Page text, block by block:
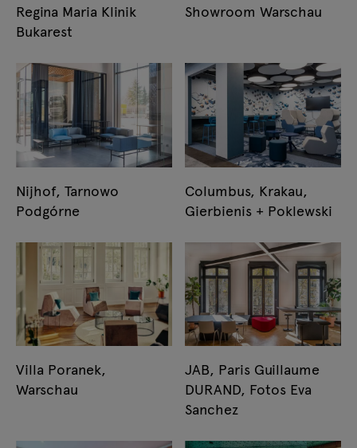
Regina Maria Klinik
Bukarest
Showroom Warschau
Nijhof, Tarnowo
Podgórne
Columbus, Krakau,
Gierbienis + Poklewski
Villa Poranek,
Warschau
JAB, Paris Guillaume
DURAND, Fotos Eva
Sanchez